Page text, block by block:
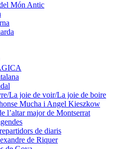
Món Antic
La joie de voir/La joie de boire
Mucha i Angel Kieszkow
l’altar major de Montserrat
de diaris
de Riquer